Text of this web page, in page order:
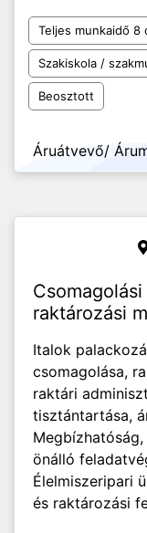
Teljes munkaidő 8
Szakiskola /
Beosztott
Áruátvevő/
Csomagolási
raktározási
Italok
csomagolása,
raktári
tisztántartása,
önálló
Élelmiszeripari
és raktározási